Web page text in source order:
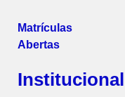
Matrículas
Abertas
Institucional